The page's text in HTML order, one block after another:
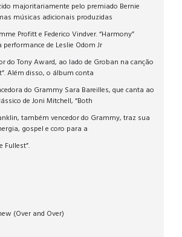
majoritariamente pelo premiado Bernie
músicas adicionais produzidas
Profitt e Federico Vindver. “Harmony”
de Leslie Odom Jr
do Tony Award, ao lado de Groban na canção
Além disso, o álbum conta
do Grammy Sara Bareilles, que canta ao
de Joni Mitchell, “Both
também vencedor do Grammy, traz sua
gospel e coro para a
Fullest”.
(Over and Over)